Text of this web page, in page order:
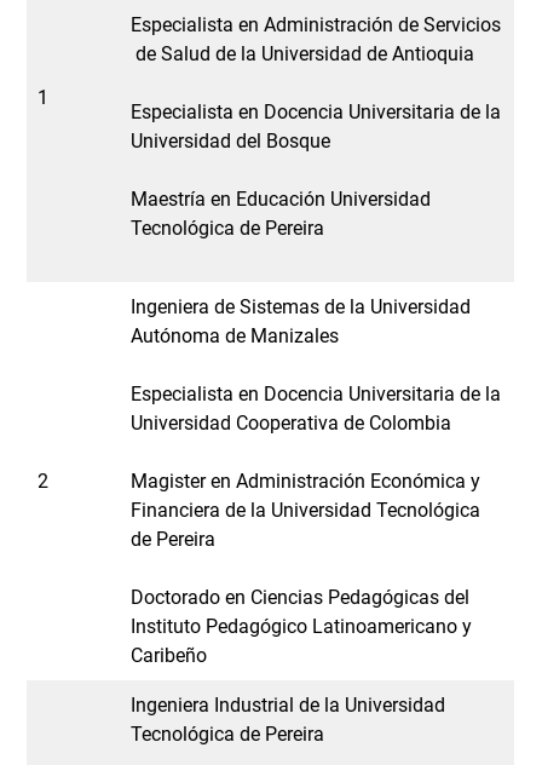
1
Especialista en Administración de Servicios
de Salud de la Universidad de Antioquia
Especialista en Docencia Universitaria de la
Universidad del Bosque
Maestría en Educación Universidad
Tecnológica de Pereira
2
Ingeniera de Sistemas de la Universidad
Autónoma de Manizales
Especialista en Docencia Universitaria de la
Universidad Cooperativa de Colombia
Magister en Administración Económica y
Financiera de la Universidad Tecnológica
de Pereira
Doctorado en Ciencias Pedagógicas del
Instituto Pedagógico Latinoamericano y
Caribeño
Ingeniera Industrial de la Universidad
Tecnológica de Pereira